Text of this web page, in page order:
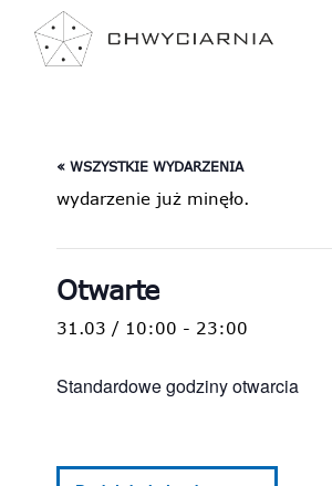
« WSZYSTKIE WYDARZENIA
wydarzenie już minęło.
Otwarte
31.03 / 10:00 - 23:00
Standardowe godziny otwarcia